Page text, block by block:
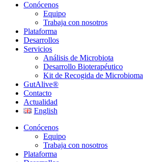
Conócenos
Equipo
Trabaja con nosotros
Plataforma
Desarrollos
Servicios
Análisis de Microbiota
Desarrollo Bioterapéutico
Kit de Recogida de Microbioma
GutAlive®
Contacto
Actualidad
English
Conócenos
Equipo
Trabaja con nosotros
Plataforma